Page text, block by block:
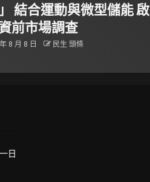
結合運動與微型儲能 啟
前市場調查
8 月 8 日 民生 頭條
日